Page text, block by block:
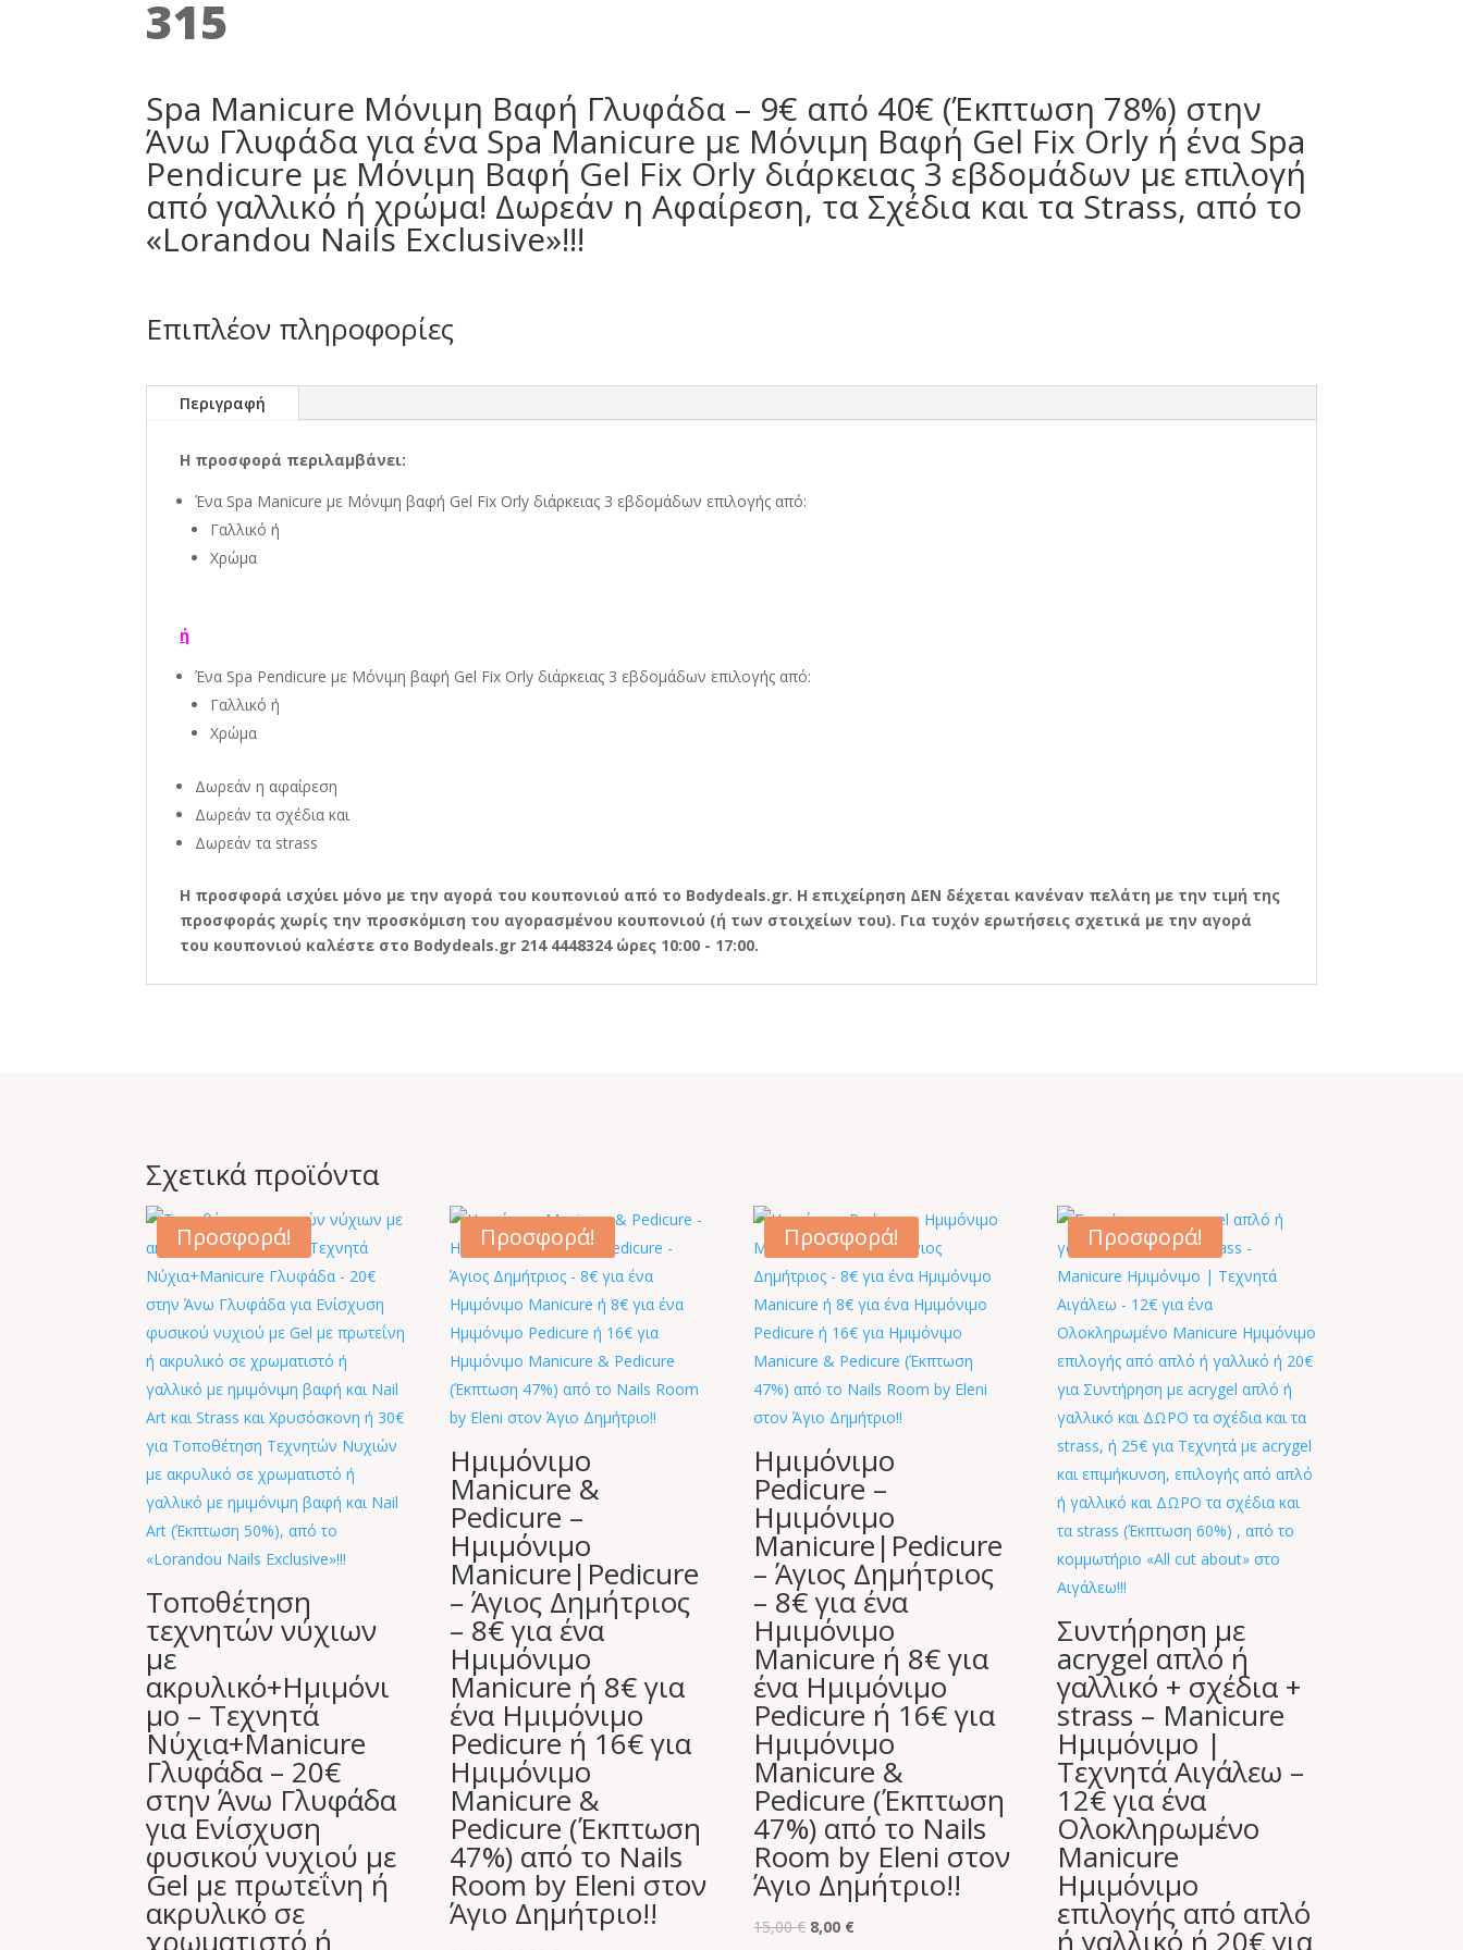
315
Spa Manicure Μόνιμη Βαφή Γλυφάδα – 9€ από 40€ (Έκπτωση 78%) στην
Άνω Γλυφάδα για ένα Spa Manicure με Μόνιμη Βαφή Gel Fix Orly ή ένα Spa
Pendicure με Μόνιμη Βαφή Gel Fix Orly διάρκειας 3 εβδομάδων με επιλογή
από γαλλικό ή χρώμα! Δωρεάν η Αφαίρεση, τα Σχέδια και τα Strass, από το
«Lorandou Nails Exclusive»!!!
Επιπλέον πληροφορίες
Περιγραφή
Η προσφορά περιλαμβάνει:
Ένα Spa Manicure με Μόνιμη βαφή Gel Fix Orly διάρκειας 3 εβδομάδων επιλογής από:
Γαλλικό ή
Χρώμα
ή
Ένα Spa Pendicure με Μόνιμη βαφή Gel Fix Orly διάρκειας 3 εβδομάδων επιλογής από:
Γαλλικό ή
Χρώμα
Δωρεάν η αφαίρεση
Δωρεάν τα σχέδια και
Δωρεάν τα strass
Η προσφορά ισχύει μόνο με την αγορά του κουπονιού από το Bodydeals.gr. Η επιχείρηση ΔΕΝ δέχεται κανέναν πελάτη με την τιμή της
προσφοράς χωρίς την προσκόμιση του αγορασμένου κουπονιού (ή των στοιχείων του). Για τυχόν ερωτήσεις σχετικά με την αγορά
του κουπονιού καλέστε στο Bodydeals.gr 214 4448324 ώρες 10:00 - 17:00.
Σχετικά προϊόντα
Προσφορά!
Τοποθέτηση
τεχνητών νύχιων
με
ακρυλικό+Ημιμόνι
μο – Τεχνητά
Νύχια+Manicure
Γλυφάδα – 20€
στην Άνω Γλυφάδα
για Ενίσχυση
φυσικού νυχιού με
Gel με πρωτεΐνη ή
ακρυλικό σε
χρωματιστό ή
Προσφορά!
Ημιμόνιμο
Manicure &
Pedicure –
Ημιμόνιμο
Manicure|Pedicure
– Άγιος Δημήτριος
– 8€ για ένα
Ημιμόνιμο
Manicure ή 8€ για
ένα Ημιμόνιμο
Pedicure ή 16€ για
Ημιμόνιμο
Manicure &
Pedicure (Έκπτωση
47%) από το Nails
Room by Eleni στον
Άγιο Δημήτριο!!
Προσφορά!
Ημιμόνιμο
Pedicure –
Ημιμόνιμο
Manicure|Pedicure
– Άγιος Δημήτριος
– 8€ για ένα
Ημιμόνιμο
Manicure ή 8€ για
ένα Ημιμόνιμο
Pedicure ή 16€ για
Ημιμόνιμο
Manicure &
Pedicure (Έκπτωση
47%) από το Nails
Room by Eleni στον
Άγιο Δημήτριο!!
15,00€ Original
8,00 €
Προσφορά!
Συντήρηση με
acrygel απλό ή
γαλλικό + σχέδια +
strass – Manicure
Ημιμόνιμο |
Τεχνητά Αιγάλεω –
12€ για ένα
Ολοκληρωμένο
Manicure
Ημιμόνιμο
επιλογής από απλό
ή γαλλικό ή 20€ για